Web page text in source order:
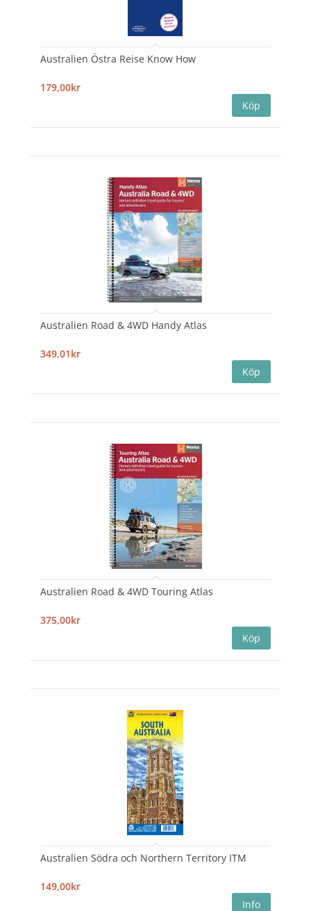
Australien Östra Reise Know How
179,00kr
Australien Road & 4WD Handy Atlas
349,01kr
Australien Road & 4WD Touring Atlas
375,00kr
Australien Södra och Northern Territory ITM
149,00kr